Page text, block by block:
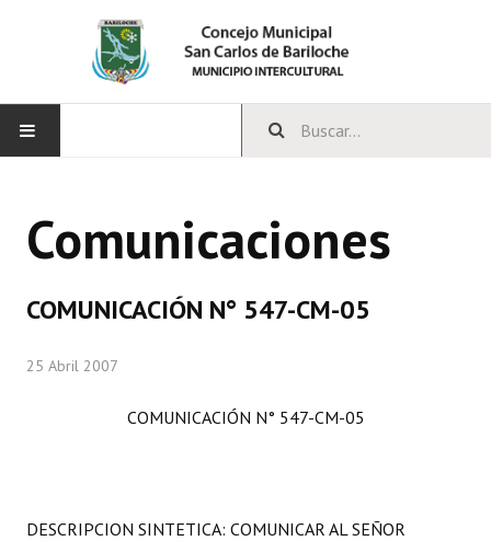
CONCEJO
Comisiones Especiales
Comunicaciones
COMUNICACIÓN N° 547-CM-05
25 Abril 2007
COMUNICACIÓN N° 547-CM-05
DESCRIPCION SINTETICA: COMUNICAR AL SEÑOR